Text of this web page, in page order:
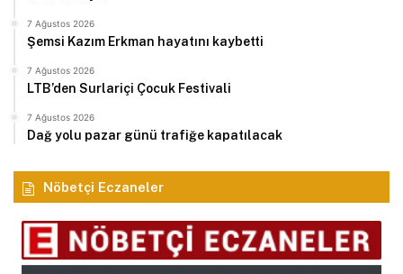
7 Ağustos 2026
Şemsi Kazım Erkman hayatını kaybetti
7 Ağustos 2026
LTB’den Surlariçi Çocuk Festivali
7 Ağustos 2026
Dağ yolu pazar günü trafiğe kapatılacak
Nöbetçi Eczaneler